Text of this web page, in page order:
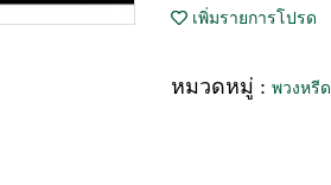
เพิ่มรายการโปรด
หมวดหมู่ : พวงหรีด